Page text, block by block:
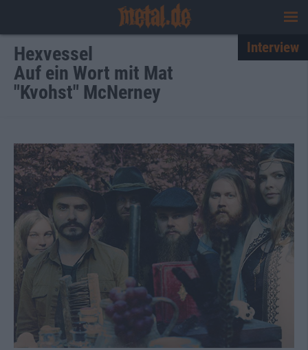
Hexvessel
Auf ein Wort mit Mat
"Kvohst" McNerney
Interview